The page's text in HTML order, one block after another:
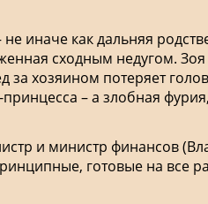
не иначе как дальняя
сходным недугом.
за хозяином потеряет
– а злобная
и министр финансов
готовые на все